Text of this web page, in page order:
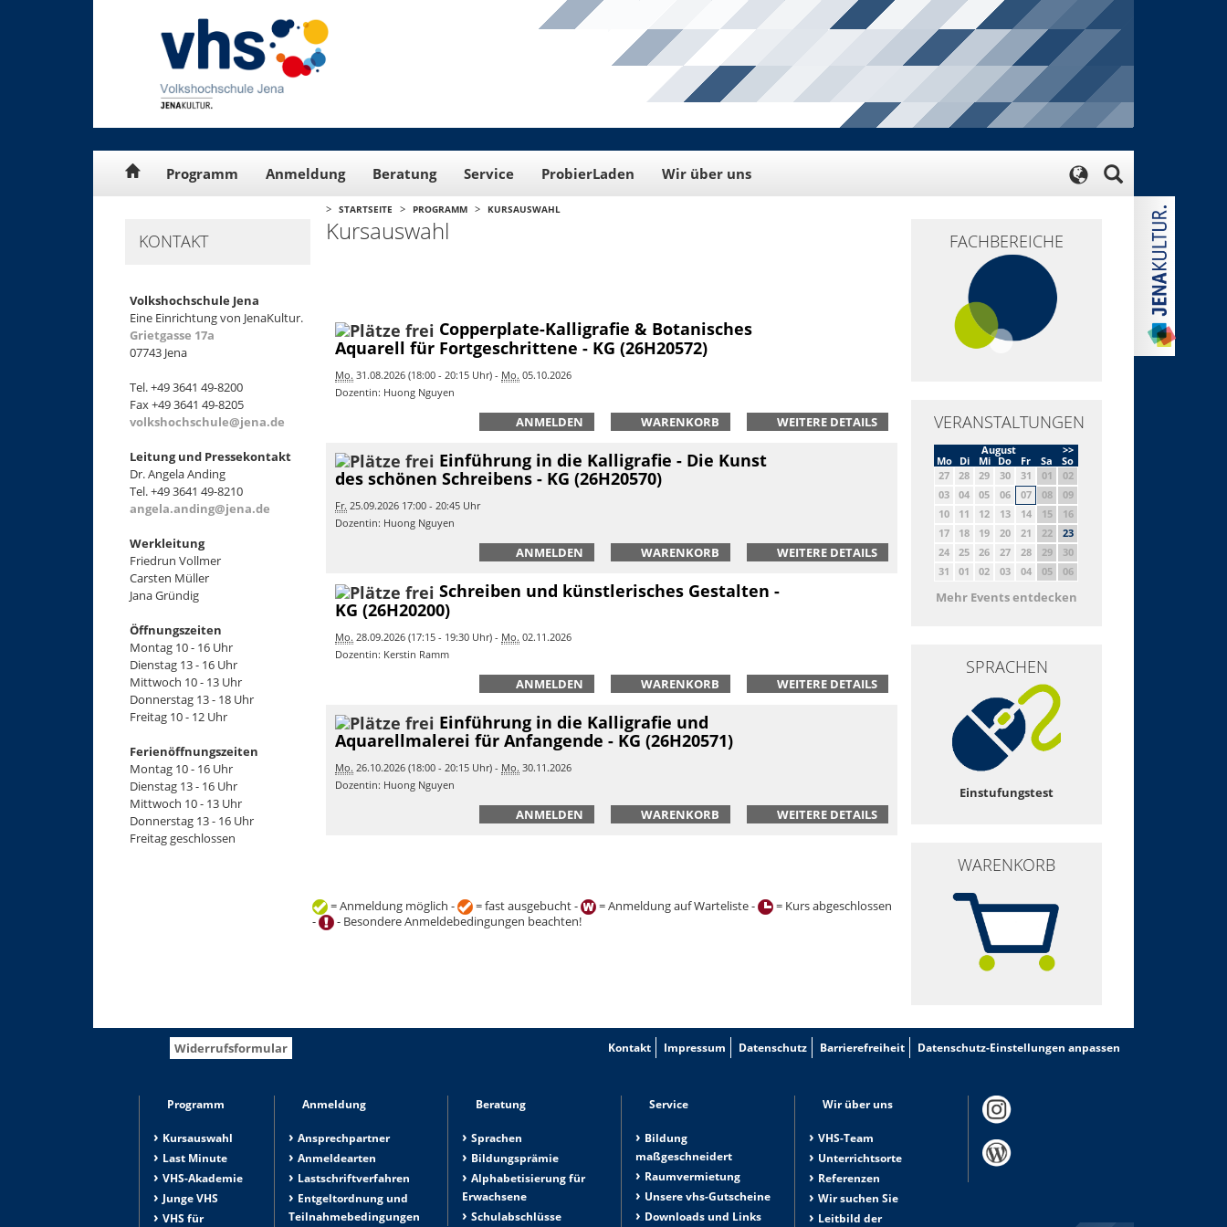
Programm Anmeldung Beratung Service ProbierLaden Wir über uns
KONTAKT
Volkshochschule Jena
Eine Einrichtung von JenaKultur.
Grietgasse 17a
07743 Jena
Tel. +49 3641 49-8200
Fax +49 3641 49-8205
volkshochschule@jena.de
Leitung und Pressekontakt
Dr. Angela Anding
Tel. +49 3641 49-8210
angela.anding@jena.de
Werkleitung
Friedrun Vollmer
Carsten Müller
Jana Gründig
Öffnungszeiten
Montag 10 - 16 Uhr
Dienstag 13 - 16 Uhr
Mittwoch 10 - 13 Uhr
Donnerstag 13 - 18 Uhr
Freitag 10 - 12 Uhr
Ferienöffnungszeiten
Montag 10 - 16 Uhr
Dienstag 13 - 16 Uhr
Mittwoch 10 - 13 Uhr
Donnerstag 13 - 16 Uhr
Freitag geschlossen
> STARTSEITE > PROGRAMM > KURSAUSWAHL
Kursauswahl
Copperplate-Kalligrafie & Botanisches
Aquarell für Fortgeschrittene - KG (26H20572)
Mo. 31.08.2026 (18:00 - 20:15 Uhr) - Mo. 05.10.2026
Dozentin: Huong Nguyen
ANMELDEN WARENKORB WEITERE DETAILS
Einführung in die Kalligrafie - Die Kunst
des schönen Schreibens - KG (26H20570)
Fr. 25.09.2026 17:00 - 20:45 Uhr
Dozentin: Huong Nguyen
ANMELDEN WARENKORB WEITERE DETAILS
Schreiben und künstlerisches Gestalten -
KG (26H20200)
Mo. 28.09.2026 (17:15 - 19:30 Uhr) - Mo. 02.11.2026
Dozentin: Kerstin Ramm
ANMELDEN WARENKORB WEITERE DETAILS
Einführung in die Kalligrafie und
Aquarellmalerei für Anfangende - KG (26H20571)
Mo. 26.10.2026 (18:00 - 20:15 Uhr) - Mo. 30.11.2026
Dozentin: Huong Nguyen
ANMELDEN WARENKORB WEITERE DETAILS
= Anmeldung möglich - = fast ausgebucht - = Anmeldung auf Warteliste -
= Kurs abgeschlossen
-
- Besondere Anmeldebedingungen beachten!
FACHBEREICHE
VERANSTALTUNGEN
>>
August
Mo
Di Mi Do Fr Sa
So
27
28 29 30 31 01
02
03
04 05 06 07 08
09
10
11 12 13 14 15
16
17
18 19 20 21 22
23
24
25 26 27 28 29
30
31
01 02 03 04 05 06
Mehr Events entdecken
SPRACHEN
Einstufungstest
WARENKORB
Widerrufsformular Kontakt Impressum Datenschutz Barrierefreiheit Datenschutz-Einstellungen anpassen
Programm
Kursauswahl
Last Minute
VHS-Akademie
Junge VHS
VHS für
Anmeldung
Ansprechpartner
Anmeldearten
Lastschriftverfahren
Entgeltordnung und
Teilnahmebedingungen
Beratung
Sprachen
Bildungsprämie
Alphabetisierung für
Erwachsene
Schulabschlüsse
Service
Bildung
maßgeschneidert
Raumvermietung
Unsere vhs-Gutscheine
Downloads und Links
Wir über uns
VHS-Team
Unterrichtsorte
Referenzen
Wir suchen Sie
Leitbild der